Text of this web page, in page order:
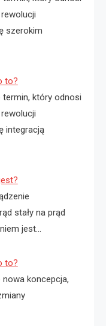
szerokim
to?
termin, który odnosi
integracją
stały na prąd
jest…
to?
nowa koncepcja,